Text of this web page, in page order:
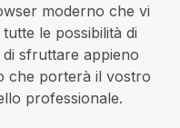
moderno che vi
le possibilità di
sfruttare appieno
che porterà il vostro
professionale.